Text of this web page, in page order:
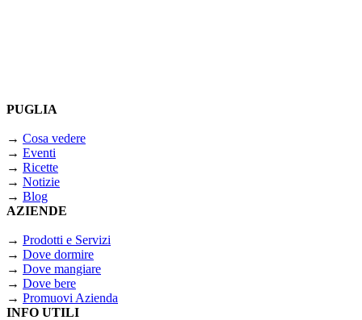
PUGLIA
→ Cosa vedere
→ Eventi
→ Ricette
→ Notizie
→ Blog
AZIENDE
→ Prodotti e Servizi
→ Dove dormire
→ Dove mangiare
→ Dove bere
→ Promuovi Azienda
INFO UTILI